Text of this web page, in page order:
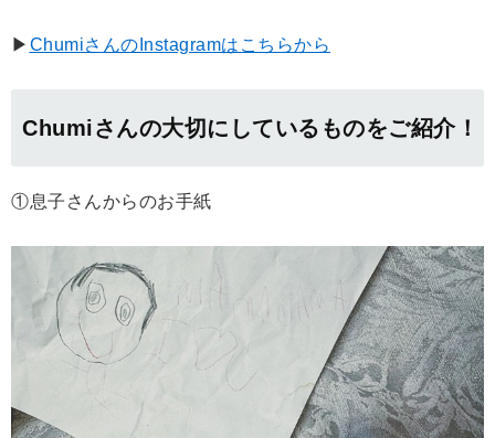
▶ ChumiさんのInstagramはこちらから
Chumiさんの大切にしているものをご紹介！
①息子さんからのお手紙